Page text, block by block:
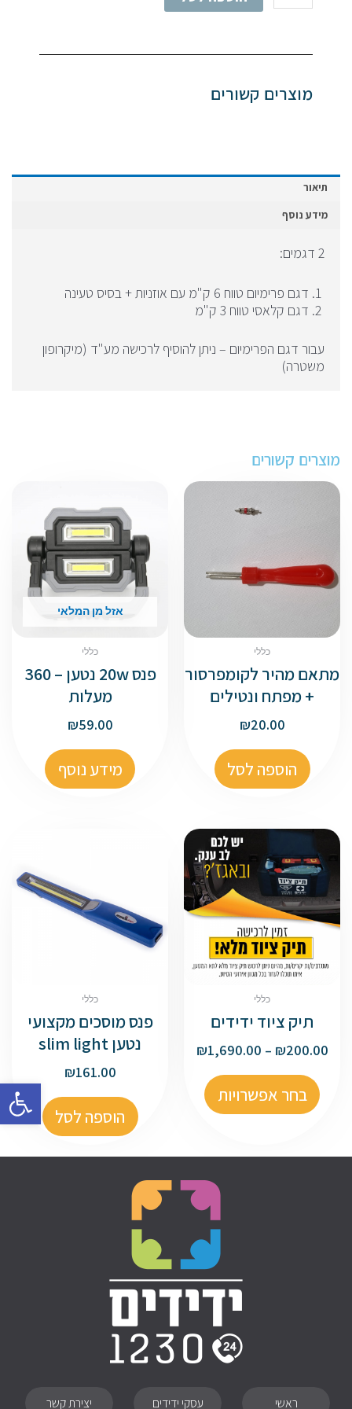
פתח
ידידים
מוצרים קשורים
תיאור
מידע נוסף
2 דגמים:
דגם פרימיום טווח 6 ק"מ עם אוזניות + בסיס טעינה
דגם קלאסי טווח 3 ק"מ
עבור דגם הפרימיום – ניתן להוסיף לרכישה מע"ד (מיקרופון
משטרה)
מוצרים קשורים
כללי
מתאם מהיר לקומפרסור
+ מפתח ונטילים
₪20.00
הוספה לסל
אזל מן המלאי
כללי
פנס 20w נטען – 360
מעלות
₪59.00
מידע נוסף
כללי
תיק ציוד ידידים
₪200.00
–
₪1,690.00
בחר אפשרויות
כללי
פנס מוסכים מקצועי
נטען slim light
₪161.00
הוספה לסל
ראשי עסקי ידידים יצירת קשר